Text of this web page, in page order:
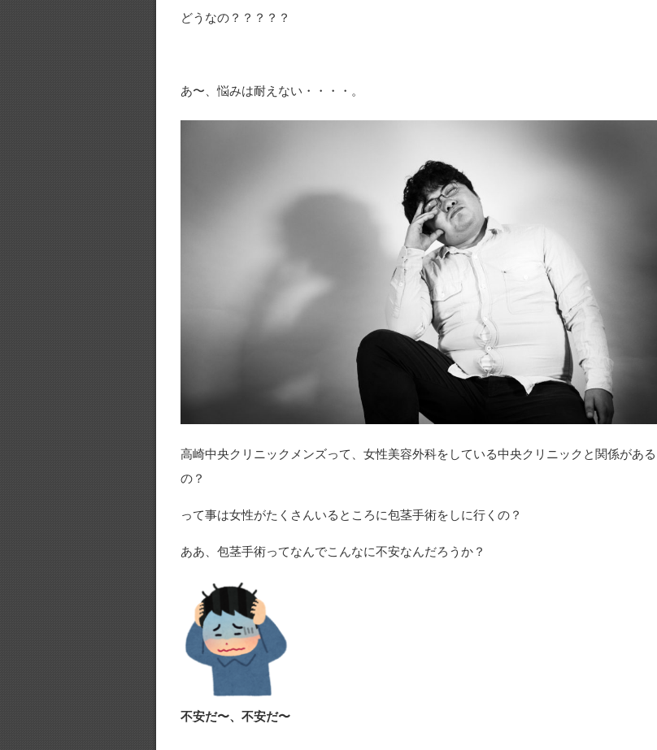
どうなの？？？？？
あ〜、悩みは耐えない・・・・。
高崎中央クリニックメンズって、女性美容外科をしている中央クリニックと関係がある
の？
って事は女性がたくさんいるところに包茎手術をしに行くの？
ああ、包茎手術ってなんでこんなに不安なんだろうか？
不安だ〜、不安だ〜